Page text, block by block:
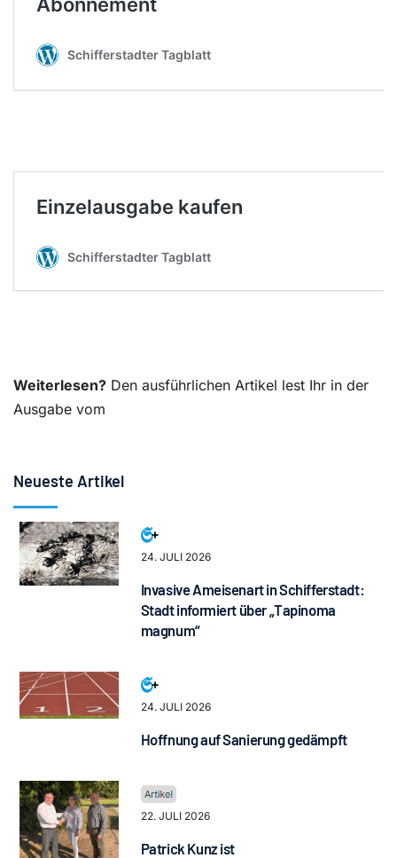
Weiterlesen? Den ausführlichen Artikel lest Ihr in der
Ausgabe vom
Neueste Artikel
24. JULI 2026
Invasive Ameisenart in Schifferstadt:
Stadt informiert über „Tapinoma
magnum“
24. JULI 2026
Hoffnung auf Sanierung gedämpft
22. JULI 2026
Patrick Kunz ist